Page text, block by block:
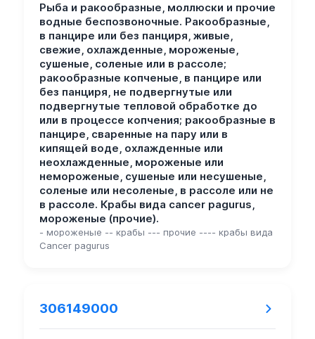
Рыба и ракообразные, моллюски и прочие
водные беспозвоночные. Ракообразные,
в панцире или без панциря, живые,
свежие, охлажденные, мороженые,
сушеные, соленые или в рассоле;
ракообразные копченые, в панцире или
без панциря, не подвергнутые или
подвергнутые тепловой обработке до
или в процессе копчения; ракообразные в
панцире, сваренные на пару или в
кипящей воде, охлажденные или
неохлажденные, мороженые или
немороженые, сушеные или несушеные,
соленые или несоленые, в рассоле или не
в рассоле. Крабы вида cancer pagurus,
мороженые (прочие).
- мороженые -- крабы --- прочие ---- крабы вида
Cancer pagurus
306149000